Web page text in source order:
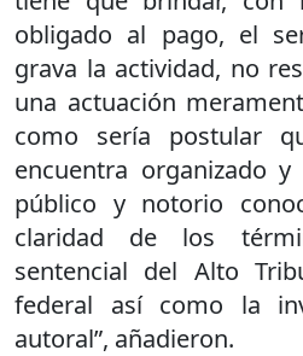
obligado al pago, el
grava la actividad, no
una actuación
como sería postular
encuentra organizado
público y notorio
claridad de los
sentencial del Alto
federal así como la
autoral”, añadieron.